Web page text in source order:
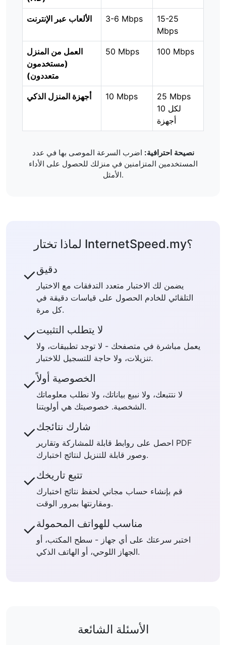
الألعاب عبر الإنترنت 3-6 Mbps
15-25
Mbps
العمل من المنزل
(مستخدمون
متعددون)
50 Mbps 100 Mbps
أجهزة المنزل الذكي 10 Mbps
25 Mbps
لكل 10
أجهزة
نصيحة احترافية: اضرب السرعة الموصى بها في عدد
المستخدمين المتزامنين في منزلك للحصول على الأداء
الأمثل.
لماذا تختار InternetSpeed.my؟
✓دقيق
يضمن لك الاختبار متعدد التدفقات مع الاختيار
التلقائي للخادم الحصول على قياسات دقيقة في
كل مرة.
✓لا يتطلب التثبيت
يعمل مباشرة في متصفحك - لا توجد تطبيقات، ولا
تنزيلات، ولا حاجة للتسجيل للاختبار.
✓الخصوصية أولاً
لا نتتبعك، ولا نبيع بياناتك، ولا نطلب معلوماتك
الشخصية. خصوصيتك هي أولويتنا.
✓شارك نتائجك
احصل على روابط قابلة للمشاركة وتقارير PDF
وصور قابلة للتنزيل لنتائج اختبارك.
✓تتبع تاريخك
قم بإنشاء حساب مجاني لحفظ نتائج اختبارك
ومقارنتها بمرور الوقت.
✓مناسب للهواتف المحمولة
اختبر سرعتك على أي جهاز - سطح المكتب، أو
الجهاز اللوحي، أو الهاتف الذكي.
الأسئلة الشائعة